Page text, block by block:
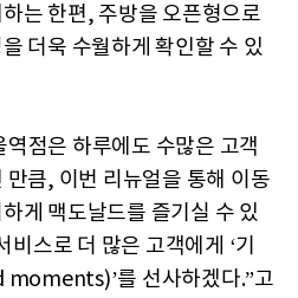
는 한편, 주방을 오픈형으로
더욱 수월하게 확인할 수 있
점은 하루에도 수많은 고객
큼, 이번 리뉴얼을 통해 이동
게 맥도날드를 즐기실 수 있
스로 더 많은 고객에게 ‘기
를 선사하겠다.”고